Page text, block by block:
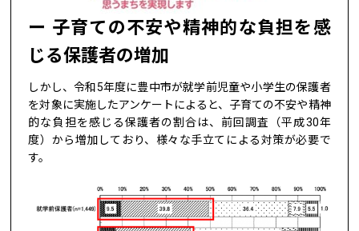
子育ての不安や精神的な負担を感
じる保護者の増加
しかし、令和5年度に豊中市が就学前児童や小学生の保護者
を対象に実施したアンケートによると、子育ての不安や精神
的な負担を感じる保護者の割合は、前回調査（平成30年
度）から増加しており、様々な手立てによる対策が必要で
す。